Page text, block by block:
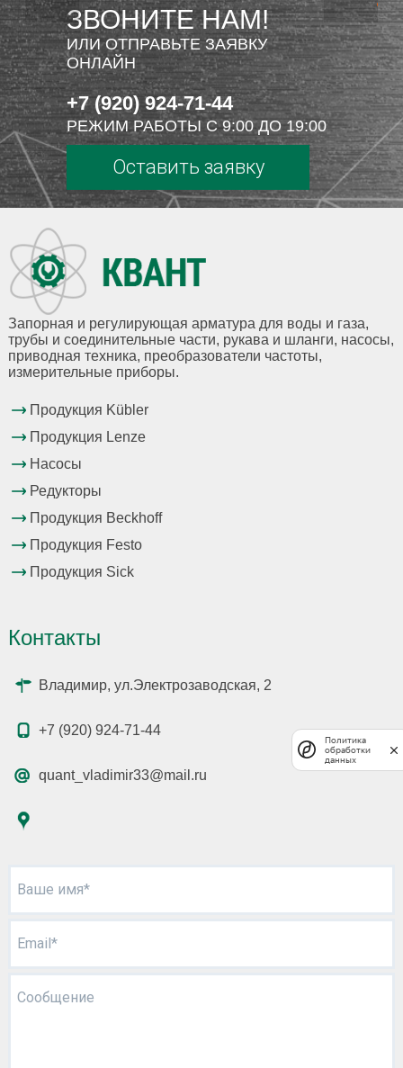
ЗВОНИТЕ НАМ!
ИЛИ ОТПРАВЬТЕ ЗАЯВКУ
ОНЛАЙН
+7 (920) 924-71-44
РЕЖИМ РАБОТЫ С 9:00 ДО 19:00
Оставить заявку
Запорная и регулирующая арматура для воды и газа,
трубы и соединительные части, рукава и шланги, насосы,
приводная техника, преобразователи частоты,
измерительные приборы.
Продукция Kübler
Продукция Lenze
Насосы
Редукторы
Продукция Beckhoff
Продукция Festo
Продукция Sick
Контакты
Владимир, ул.Электрозаводская, 2
+7 (920) 924-71-44
quant_vladimir33@mail.ru
Ваше имя*
Email*
Сообщение
Политика
обработки
данных